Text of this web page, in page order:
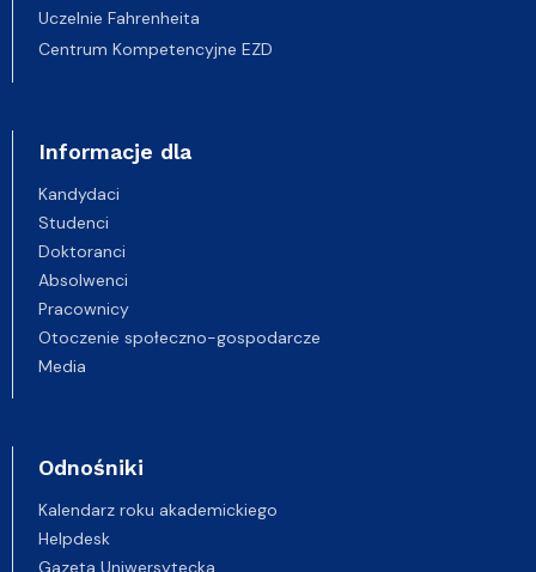
Uczelnie Fahrenheita
Centrum Kompetencyjne EZD
Informacje dla
Kandydaci
Studenci
Doktoranci
Absolwenci
Pracownicy
Otoczenie społeczno-gospodarcze
Media
Odnośniki
Kalendarz roku akademickiego
Helpdesk
Gazeta Uniwersytecka